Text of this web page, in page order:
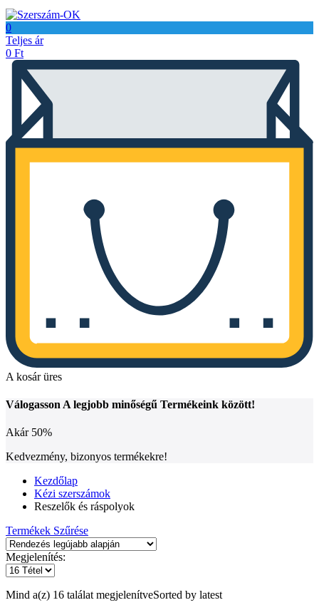
0
Teljes ár
0 Ft
A kosár üres
Válogasson A legjobb minőségű Termékeink között!
Akár 50%
Kedvezmény, bizonyos termékekre!
Kezdőlap
Kézi szerszámok
Reszelők és ráspolyok
Termékek Szűrése
Megjelenítés:
Mind a(z) 16 találat megjelenítveSorted by latest